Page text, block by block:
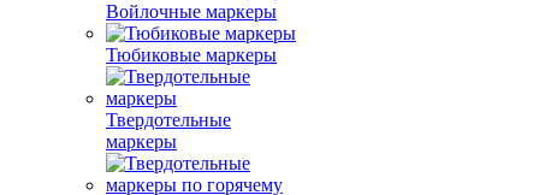
Войлочные маркеры
Тюбиковые маркеры
Твердотельные
маркеры